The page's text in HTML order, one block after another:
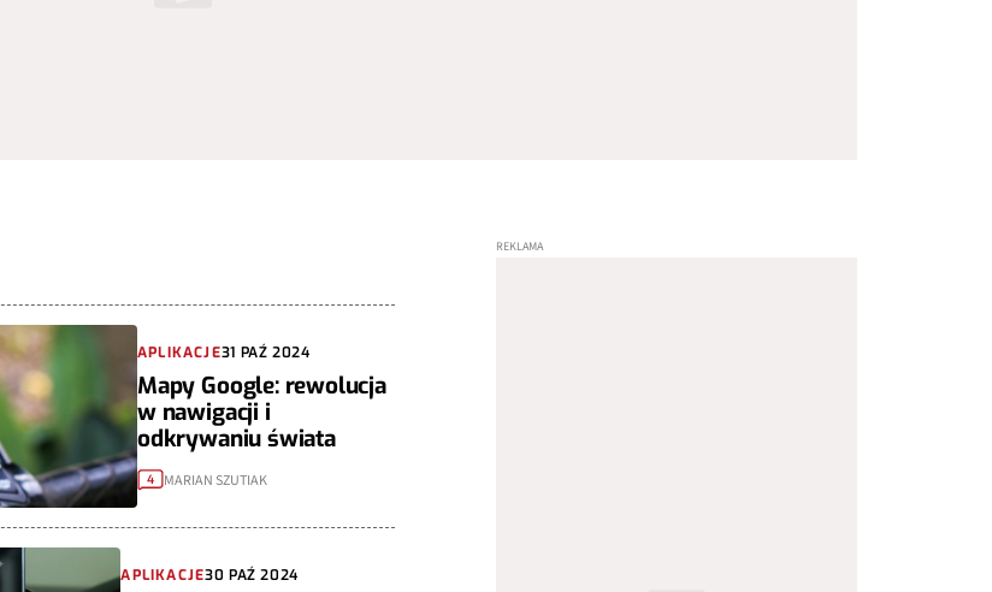
APLIKACJE31 PAŹ 2024
Mapy Google: rewolucja
w nawigacji i
odkrywaniu świata
4 MARIAN SZUTIAK
APLIKACJE30 PAŹ 2024